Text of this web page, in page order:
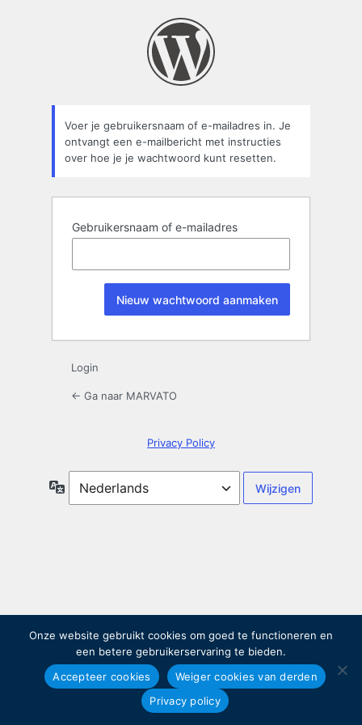
Voer je gebruikersnaam of e-mailadres in. Je
ontvangt een e-mailbericht met instructies
over hoe je je wachtwoord kunt resetten.
Gebruikersnaam of e-mailadres
Login
← Ga naar MARVATO
Privacy Policy
Taal
Onze website gebruikt cookies om goed te functioneren en
een betere gebruikerservaring te bieden.
Accepteer cookies
Weiger cookies van derden
Privacy policy